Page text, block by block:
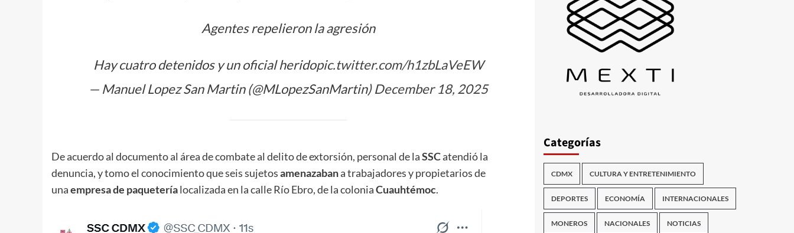
Agentes repelieron la agresión
Hay cuatro detenidos y un oficial heridopic.twitter.com/h1zbLaVeEW
— Manuel Lopez San Martin (@MLopezSanMartin)December 18, 2025
De acuerdo al documento al área de combate al delito de extorsión, personal de laSSCatendió la
denuncia, y tomo el conocimiento que seis sujetosamenazabana trabajadores y propietarios de
unaempresa de paqueteríalocalizada en la calle Río Ebro, de la coloniaCuauhtémoc.
Categorías
CDMX CULTURA Y ENTRETENIMIENTO
DEPORTES ECONOMÍA INTERNACIONALES
MONEROS NACIONALES NOTICIAS